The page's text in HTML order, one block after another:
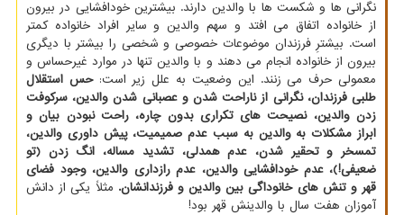
نگرانی ها و شکست ها با والدین دارند. بیشترین خودافشایی در بیرون
از خانواده اتفاق می افتد و سهم والدین و سایر افراد خانواده کمتر
است. بیشترِ فرزندان موضوعات خصوصی و شخصی را بیشتر با دیگری
بیرون از خانواده انجام می دهند و با والدین تنها در موارد غیرحساس و
معمولی حرف می زنند. این وضعیت به علل زیر است:حس استقلال
طلبی فرزندان، نگرانی از ناراحت شدن و عصبانی شدن والدین، سرکوفت
زدن والدین، نصیحت های تکراری بدون چاره، راحت نبودن بیان و
ابراز مشکلات به والدین به سبب عدم صمیمیت، پیش داوری والدین،
تمسخر و تحقیر شدن، عدم همدلی، تشدید مساله، انگ زدن (تو
ضعیفی!)، عدم خودافشایی والدین، عدم رازداری والدین، وجود فضای
قهر و تنش های خانوداگی بین والدین و فرزندانشان. مثلاً یکی از دانش
آموزان هفت سال با والدینش قهر بود!